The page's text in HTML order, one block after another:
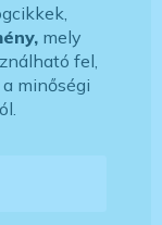
mely
fel,
minőségi